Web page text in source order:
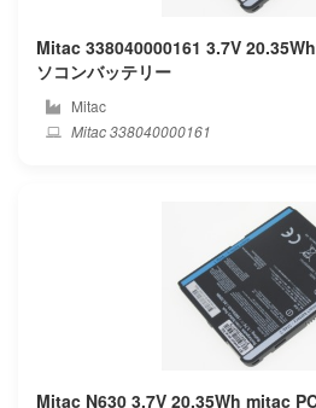
Hisense
Hoarder
Mitac 338040000161 3.7V 20.35Wh mitac PC 純正 ノートパ
ソコンバッテリー
Mitac
Mitac 338040000161
Mitac N630 3.7V 20.35Wh mitac PC 純正 ノートパソコンバ